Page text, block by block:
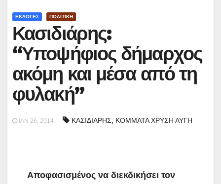
ΕΚΛΟΓΕΣ ΠΟΛΙΤΙΚΗ
Κασιδιάρης:
“Υποψήφιος δήμαρχος
ακόμη και μέσα από τη
φυλακή”
ΙΑΝ 26, 2014 ΚΑΣΙΔΙΑΡΗΣ, ΚΟΜΜΑΤΑ ΧΡΥΣΗ ΑΥΓΗ
Αποφασισμένος να διεκδικήσει τον